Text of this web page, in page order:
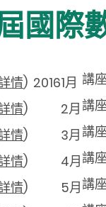
國際
情) 20161月 講
情) 2月講
情) 3月講
情) 4月講
情) 5月講